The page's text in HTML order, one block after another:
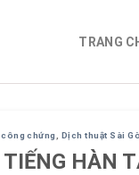
TRANG
chứng Dịch thuật Sài
TIẾNG HÀN